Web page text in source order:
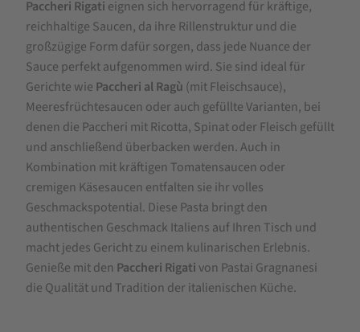
Paccheri Rigati eignen sich hervorragend für kräftige,
reichhaltige Saucen, da ihre Rillenstruktur und die
großzügige Form dafür sorgen, dass jede Nuance der
Sauce perfekt aufgenommen wird. Sie sind ideal für
Gerichte wie Paccheri al Ragù (mit Fleischsauce),
Meeresfrüchtesaucen oder auch gefüllte Varianten, bei
denen die Paccheri mit Ricotta, Spinat oder Fleisch gefüllt
und anschließend überbacken werden. Auch in
Kombination mit kräftigen Tomatensaucen oder
cremigen Käsesaucen entfalten sie ihr volles
Geschmackspotential. Diese Pasta bringt den
authentischen Geschmack Italiens auf Ihren Tisch und
macht jedes Gericht zu einem kulinarischen Erlebnis.
Genieße mit den Paccheri Rigati von Pastai Gragnanesi
die Qualität und Tradition der italienischen Küche.